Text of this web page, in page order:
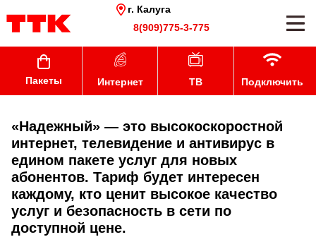
г. Калуга
8(909)775-3-775
Пакеты Интернет ТВ Подключить
«Надежный» — это высокоскоростной
интернет, телевидение и антивирус в
едином пакете услуг для новых
абонентов. Тариф будет интересен
каждому, кто ценит высокое качество
услуг и безопасность в сети по
доступной цене.